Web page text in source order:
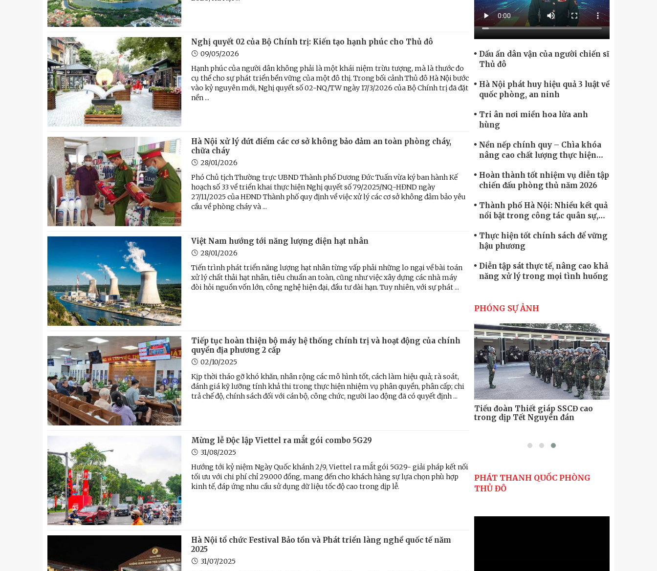
Kỹ thuật
Hậu phương quân đội
Giáo dục Quốc phòng và An ninh
Cải cách hành chính, Chính phủ điện tử, Chuyển đổi số
Nghị quyết 02 của Bộ Chính trị: Kiến tạo hạnh phúc cho Thủ đô
09/05/2026
Hạnh phúc của người dân không phải là một khái niệm trừu tượng, mà là thước đo
cụ thể cho sự phát triển bền vững của một đô thị. Trong bối cảnh Thủ đô Hà Nội bước
vào kỷ nguyên mới, Nghị quyết số 02-NQ/TW ngày 17/3/2026 của Bộ Chính trị đã đặt
nền ...
Hà Nội xử lý dứt điểm các cơ sở không bảo đảm an toàn phòng cháy,
chữa cháy
28/01/2026
Phó Chủ tịch Thường trực UBND Thành phố Dương Đức Tuấn vừa ký ban hành Kế
hoạch số 33 về triển khai thực hiện Nghị quyết số 79/2025/NQ-HĐND ngày
27/11/2025 của HĐND Thành phố quy định về việc xử lý các cơ sở không đảm bảo yêu
cầu về phòng cháy và ...
Việt Nam hướng tới năng lượng điện hạt nhân
28/01/2026
Tiến trình phát triển năng lượng hạt nhân từng vấp phải những lo ngại về bài toán
xử lý chất thải hạt nhân, tiêu chuẩn an toàn, cũng như việc xây dựng các nhà máy
đòi hỏi nguồn vốn lớn, công nghệ hiện đại, đầu tư dài hạn. Tuy nhiên, với sự phát ...
Tiếp tục hoàn thiện bộ máy hệ thống chính trị và hoạt động của chính
quyền địa phương 2 cấp
02/10/2025
Kịp thời tháo gỡ khó khăn, nhân rộng các mô hình tốt, cách làm hiệu quả; rà soát,
đánh giá kỹ lưỡng tính khả thi trong thực hiện nhiệm vụ phân quyền, phân cấp; chi
trả chế độ, chính sách đối với cán bộ, công chức, người lao động đã có quyết định ...
Mừng lễ Độc lập Viettel ra mắt gói combo 5G29
31/08/2025
Hướng tới kỷ niệm Ngày Quốc khánh 2/9, Viettel ra mắt gói 5G29- giải pháp kết nối
tối ưu với chi phí chỉ 29.000 đồng, mang đến cho khách hàng sự lựa chọn phù hợp
kinh tế, đáp ứng nhu cầu sử dụng dữ liệu tốc độ cao trong dịp lễ.
Hà Nội tổ chức Festival Bảo tồn và Phát triển làng nghề quốc tế năm
2025
31/07/2025
Dấu ấn dân vận của người chiến sĩ
Thủ đô
Hà Nội phát huy hiệu quả 3 luật về
quốc phòng, an ninh
Tri ân nơi miền hoa lửa anh
hùng
Nền nếp chính quy – Chìa khóa
nâng cao chất lượng thực hiện
Hoàn thành tốt nhiệm vụ diễn tập
chiến đấu phòng thủ năm 2026
Thành phố Hà Nội: Nhiều kết quả
nổi bật trong công tác quân sự,
Thực hiện tốt chính sách để vững
hậu phương
Diễn tập sát thực tế, nâng cao khả
năng xử lý trong mọi tình huống
vệ “vững mạnh, rộng khắp” ngay
Trung đoàn Pháo binh 452: Huấn
luyện giỏi nâng cao sức mạnh
chiến đấu
Tiểu đoàn Thiết giáp hoàn thành
tốt diễn tập chiến thuật có bắn đạn
thật
Nơi sinh viên rèn ý trí, luyện kỹ
năng
PHÓNG SỰ ẢNH
Tiểu đoàn Thiết giáp SSCĐ cao
trong dịp Tết Nguyên đán
Tiểu đoàn Thiết giáp SSCĐ cao
trong dịp Tết Nguyên đán
PHÁT THANH QUỐC PHÒNG
THỦ ĐÔ